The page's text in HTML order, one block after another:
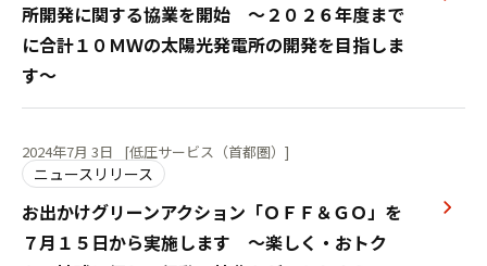
所開発に関する協業を開始 ～２０２６年度まで
に合計１０ＭＷの太陽光発電所の開発を目指しま
す～
お出かけグリーンアクション「ＯＦＦ＆ＧＯ」を
７月１５日から実施します ～楽しく・おトク
2024年7月 3日 [低圧サービス（首都圏）]
ニュースリリース